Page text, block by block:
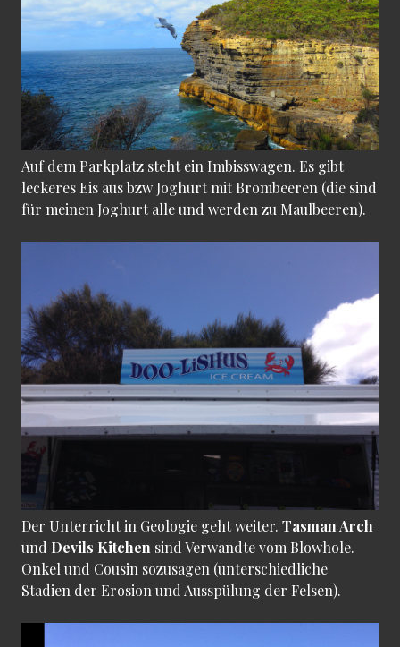
Auf dem Parkplatz steht ein Imbisswagen. Es gibt
leckeres Eis aus bzw Joghurt mit Brombeeren (die sind
für meinen Joghurt alle und werden zu Maulbeeren).
Der Unterricht in Geologie geht weiter. Tasman Arch
und Devils Kitchen sind Verwandte vom Blowhole.
Onkel und Cousin sozusagen (unterschiedliche
Stadien der Erosion und Ausspülung der Felsen).